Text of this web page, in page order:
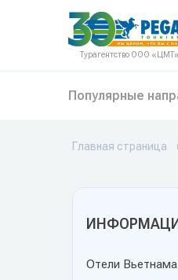
На главную
Турагентство ООО «ЦМТ»
Популярные
Главная страница
Отели Вьетнама